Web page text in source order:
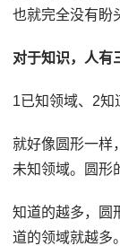
也就完全没有盼
对于知识，人有
1已知领域、2知
就好像圆形一样
未知领域。圆形
知道的越多，圆
道的领域就越多。